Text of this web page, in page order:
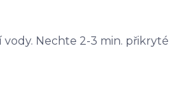
vody. Nechte 2-3 min. přikryté